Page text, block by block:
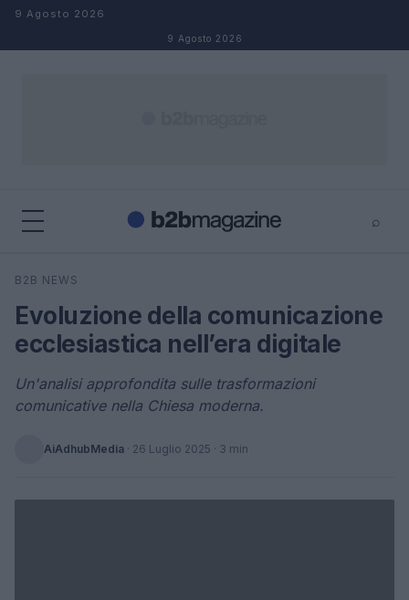
Salta al contenuto
9 Agosto 2026
9 Agosto 2026
⌕
Cerca
B2B NEWS
Evoluzione della comunicazione
ecclesiastica nell’era digitale
Un'analisi approfondita sulle trasformazioni
comunicative nella Chiesa moderna.
AiAdhubMedia · 26 Luglio 2025 · 3 min